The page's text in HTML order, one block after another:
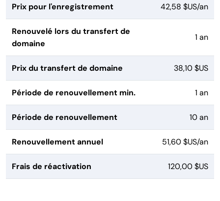
Prix pour l'enregistrement 42,58 $US/an
Renouvelé lors du transfert de
domaine
1 an
Prix du transfert de domaine 38,10 $US
Période de renouvellement min. 1 an
Période de renouvellement 10 an
Renouvellement annuel 51,60 $US/an
Frais de réactivation 120,00 $US